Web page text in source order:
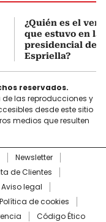
¿Quién es el
que estuvo en la
presidencial de
Espriella?
reservados.
de las reproducciones y
desde este sitio
medios que resulten
Newsletter
de Clientes
Aviso legal
Política de cookies
Código Ético